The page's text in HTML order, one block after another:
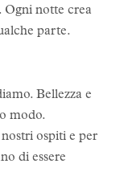
Ogni notte crea
parte.
Bellezza e
modo.
ospiti e per
di essere